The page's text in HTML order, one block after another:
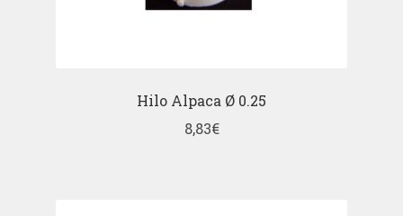
Hilo Alpaca Ø 0.25
8,83€